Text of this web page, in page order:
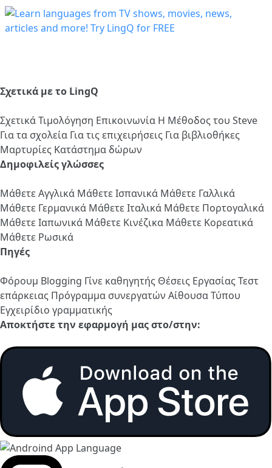
Σχετικά με το LingQ
ΣχετικάΤιμολόγηση Επικοινωνία Η Μέθοδος του Steve
Για τα σχολεία Για τις επιχειρήσεις Για βιβλιοθήκες
Μαρτυρίες Κατάστημα δώρων
Δημοφιλείς γλώσσες
Μάθετε Αγγλικά Μάθετε Ισπανικά Μάθετε Γαλλικά
Μάθετε Γερμανικά Μάθετε Ιταλικά Μάθετε Πορτογαλικά
Μάθετε Ιαπωνικά Μάθετε Κινέζικα Μάθετε Κορεατικά
Μάθετε Ρωσικά
Πηγές
Φόρουμ Blogging Γίνε καθηγητής Θέσεις ΕργασίαςΤεστ
επάρκειας Πρόγραμμα συνεργατών Αίθουσα Τύπου
Εγχειρίδιο γραμματικής
Αποκτήστε την εφαρμογή μας στο/στην: